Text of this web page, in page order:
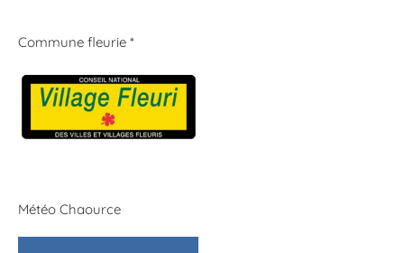
Commune fleurie *
Météo Chaource